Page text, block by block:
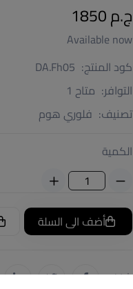
ج.م 1850
Available now
كود المنتج: DA.Fh05
التوافر: متاح 1
تصنيف: فلوري هوم
الكمية
أضف الى السلة
شارك: